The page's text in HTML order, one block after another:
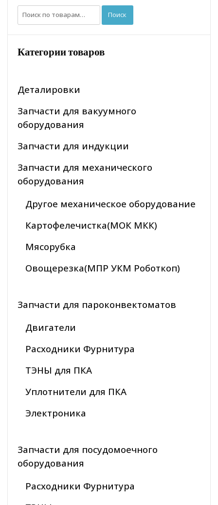
Искать: Поиск
Категории товаров
Деталировки
Запчасти для вакуумного
оборудования
Запчасти для индукции
Запчасти для механического
оборудования
Другое механическое оборудование
Картофелечистка(МОК МКК)
Мясорубка
Овощерезка(МПР УКМ Роботкоп)
Запчасти для пароконвектоматов
Двигатели
Расходники Фурнитура
ТЭНЫ для ПКА
Уплотнители для ПКА
Электроника
Запчасти для посудомоечного
оборудования
Расходники Фурнитура